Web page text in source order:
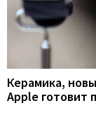
Керамика,
Apple готовит